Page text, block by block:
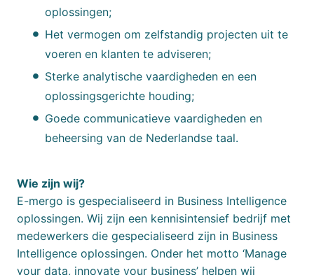
oplossingen;
Het vermogen om zelfstandig projecten uit te
voeren en klanten te adviseren;
Sterke analytische vaardigheden en een
oplossingsgerichte houding;
Goede communicatieve vaardigheden en
beheersing van de Nederlandse taal.
Wie zijn wij?
E-mergo is gespecialiseerd in Business Intelligence
oplossingen. Wij zijn een kennisintensief bedrijf met
medewerkers die gespecialiseerd zijn in Business
Intelligence oplossingen. Onder het motto ‘Manage
your data, innovate your business’ helpen wij